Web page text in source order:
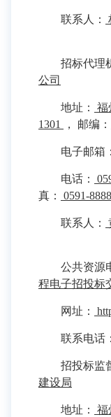
联系人：
招标代理
公司
地址：
福
1301
， 邮编：
电子邮箱：
电话：
真：
0591-
联系人：
公共资源
程电子招投标
网址：
联系电话：
招投标监
建设局
地址： 福